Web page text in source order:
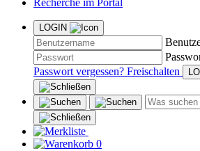
Recherche im Portal
LOGIN
Passwort vergessen? Freischalten
0